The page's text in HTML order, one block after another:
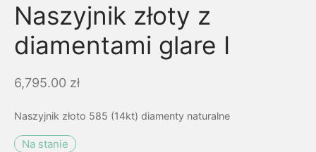
Naszyjnik złoty z
diamentami glare I
6,795.00 zł
Naszyjnik złoto 585 (14kt) diamenty naturalne
Na stanie